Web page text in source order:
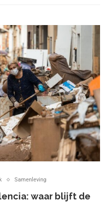
Samenleving
waar blijft de